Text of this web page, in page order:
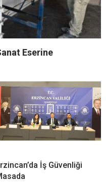
Eserine
İş Güvenliği